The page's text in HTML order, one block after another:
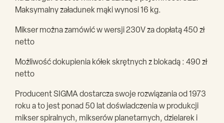
Maksymalny załadunek mąki wynosi 16 kg.
Mikser można zamówić w wersji 230V za dopłatą 450 zł
netto
Możliwość dokupienia kółek skrętnych z blokadą : 490 zł
netto
Producent SIGMA dostarcza swoje rozwiązania od 1973
roku a to jest ponad 50 lat doświadczenia w produkcji
mikser spiralnych, mikserów planetarnych, dzielarek i